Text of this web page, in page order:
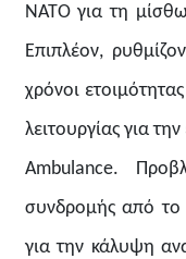
ΝΑΤΟ για τη
Επιπλέον,
χρόνοι
λειτουργίας για
Ambulance.
συνδρομής από
για την κάλυψη